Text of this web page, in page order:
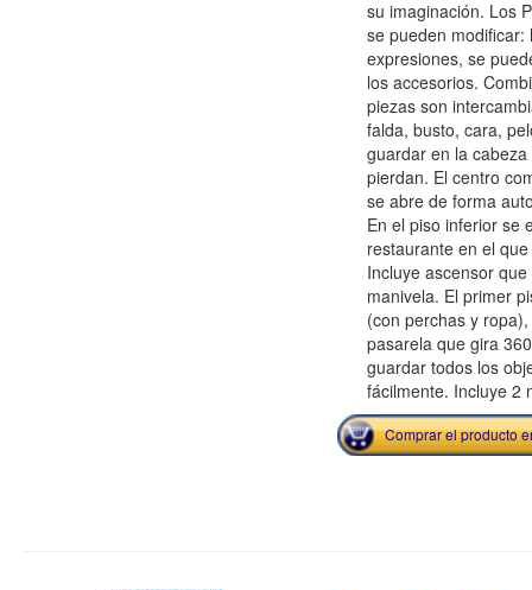
su imaginación. Los
se pueden modificar:
expresiones, se
los accesorios.
piezas son
falda, busto, cara,
guardar en la
pierdan. El centro
se abre de forma
En el piso inferior se
restaurante en el
Incluye ascensor
manivela. El primer
(con perchas y
pasarela que gira
guardar todos los
fácilmente. Incluye 2
Comprar el producto